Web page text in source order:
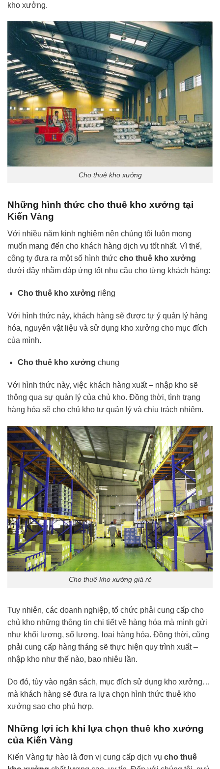
kho xưởng.
Cho thuê kho xưởng
Những hình thức cho thuê kho xưởng tại
Kiến Vàng
Với nhiều năm kinh nghiệm nên chúng tôi luôn mong
muốn mang đến cho khách hàng dịch vụ tốt nhất. Vì thế,
công ty đưa ra một số hình thức cho thuê kho xưởng
dưới đây nhằm đáp ứng tốt nhu cầu cho từng khách hàng:
Cho thuê kho xưởng riêng
Với hình thức này, khách hàng sẽ được tự ý quản lý hàng
hóa, nguyên vật liệu và sử dụng kho xưởng cho mục đích
của mình.
Cho thuê kho xưởng chung
Với hình thức này, việc khách hàng xuất – nhập kho sẽ
thông qua sự quản lý của chủ kho. Đồng thời, tình trạng
hàng hóa sẽ cho chủ kho tự quản lý và chịu trách nhiệm.
Cho thuê kho xưởng giá rẻ
Tuy nhiên, các doanh nghiệp, tổ chức phải cung cấp cho
chủ kho những thông tin chi tiết về hàng hóa mà mình gửi
như khối lượng, số lượng, loại hàng hóa. Đồng thời, cũng
phải cung cấp hàng tháng sẽ thực hiện quy trình xuất –
nhập kho như thế nào, bao nhiêu lần.
Do đó, tùy vào ngân sách, mục đích sử dụng kho xưởng…
mà khách hàng sẽ đưa ra lựa chọn hình thức thuê kho
xưởng sao cho phù hợp.
Những lợi ích khi lựa chọn thuê kho xưởng
của Kiến Vàng
Kiến Vàng tự hào là đơn vị cung cấp dịch vụ cho thuê